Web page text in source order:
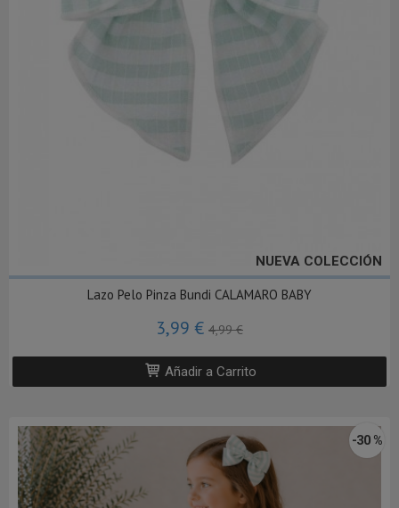
NUEVA COLECCIÓN
Lazo Pelo Pinza Bundi CALAMARO BABY
3,99 € 4,99 €
Añadir a Carrito
-30 %